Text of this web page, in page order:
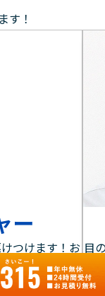
す！
ー
つけます！お
にし、水まわ
水回りのお困
目
る